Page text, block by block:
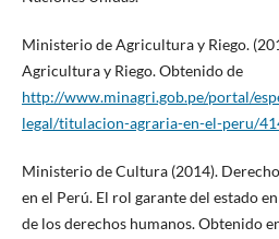
Ministerio de Agricultura y Riego.
Agricultura y Riego. Obtenido de
http://www.minagri.gob.pe/portal/
legal/titulacion-agraria-en-el-peru/
Ministerio de Cultura (2014).
en el Perú. El rol garante del estado
de los derechos humanos. Obtenido